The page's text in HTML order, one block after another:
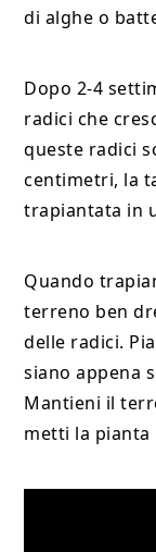
di alghe o
Dopo 2-4
radici che
queste radici
centimetri, la
trapiantata in
Quando
terreno ben
delle radici.
siano appena
Mantieni il
metti la pianta